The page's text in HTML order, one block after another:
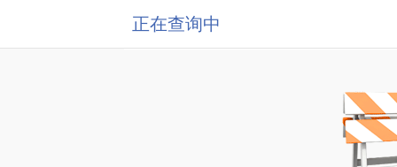
正在查询中